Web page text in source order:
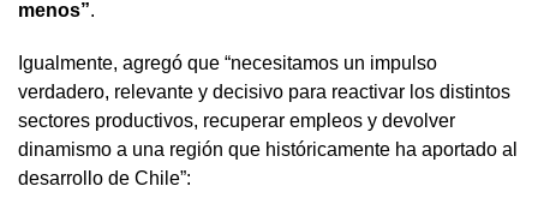
menos”.
Igualmente, agregó que “necesitamos un impulso
verdadero, relevante y decisivo para reactivar los distintos
sectores productivos, recuperar empleos y devolver
dinamismo a una región que históricamente ha aportado al
desarrollo de Chile”: